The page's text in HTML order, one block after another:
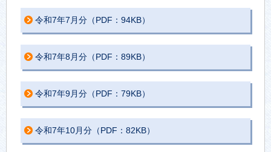
令和7年7月分（PDF：94KB）
令和7年8月分（PDF：89KB）
令和7年9月分（PDF：79KB）
令和7年10月分（PDF：82KB）